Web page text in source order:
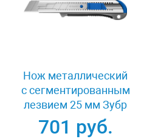
Нож металлический
с сегментированным
лезвием 25 мм Зубр
09180
701 руб.